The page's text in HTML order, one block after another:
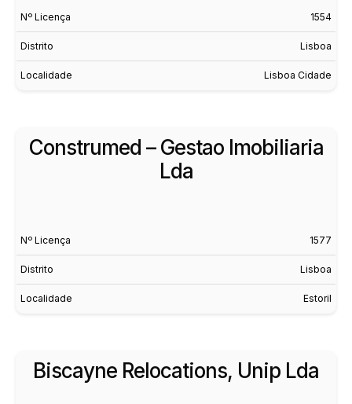
Nº Licença 1554
Distrito Lisboa
Localidade Lisboa Cidade
Construmed – Gestao Imobiliaria
Lda
Nº Licença 1577
Distrito Lisboa
Localidade Estoril
Biscayne Relocations, Unip Lda